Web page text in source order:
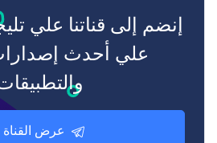
إنضم إلى قناتنا علي
علي أحدث
عرض القناة